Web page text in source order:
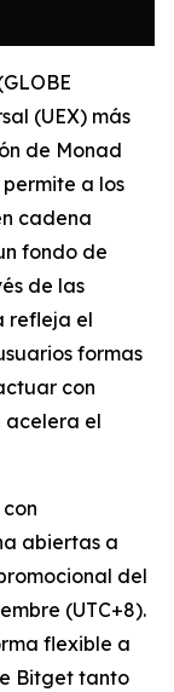
(UEX) más
de Monad
a los
cadena
fondo de
de las
refleja el
formas
con
acelera el
abiertas a
del
(UTC+8).
flexible a
Bitget tanto